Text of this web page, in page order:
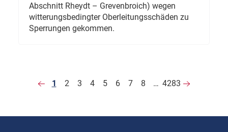
Abschnitt Rheydt – Grevenbroich) wegen
witterungsbedingter Oberleitungsschäden zu
Sperrungen gekommen.
1 2 3 4 5 6 7 8 … 4283